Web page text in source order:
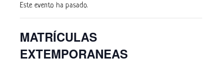
Este evento ha pasado.
MATRÍCULAS
EXTEMPORANEAS